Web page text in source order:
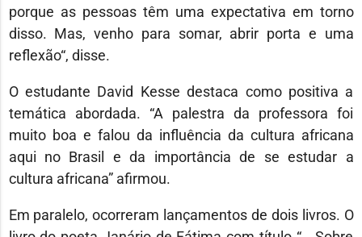
porque as pessoas têm uma expectativa em torno
disso. Mas, venho para somar, abrir porta e uma
reflexão“, disse.
O estudante David Kesse destaca como positiva a
temática abordada. “A palestra da professora foi
muito boa e falou da influência da cultura africana
aqui no Brasil e da importância de se estudar a
cultura africana” afirmou.
Em paralelo, ocorreram lançamentos de dois livros. O